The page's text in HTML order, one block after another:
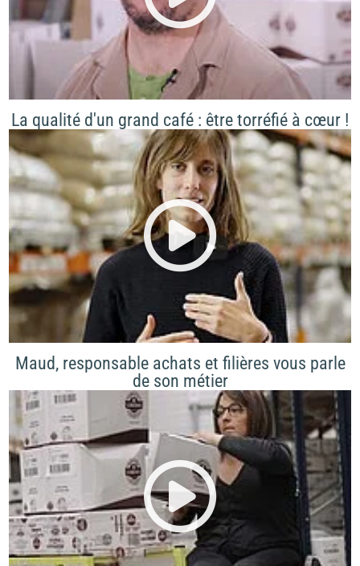
La qualité d'un grand café : être torréfié à cœur !
Maud, responsable achats et filières vous parle
de son métier